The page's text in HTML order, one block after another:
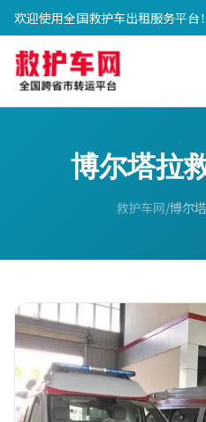
欢迎使用全国救护车出租服务平台！
博尔塔拉
救护车网 博尔